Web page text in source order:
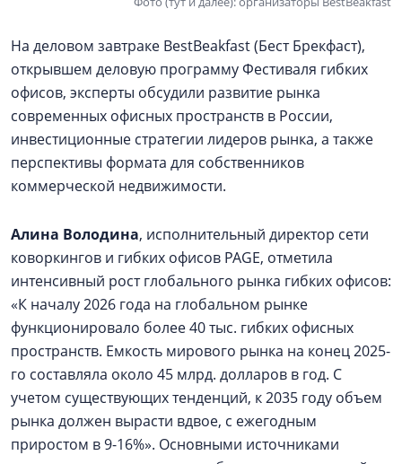
На деловом завтраке BestBeakfast (Бест Брекфаст),
открывшем деловую программу Фестиваля гибких
офисов, эксперты обсудили развитие рынка
современных офисных пространств в России,
инвестиционные стратегии лидеров рынка, а также
перспективы формата для собственников
коммерческой недвижимости.
Алина Володина, исполнительный директор сети
коворкингов и гибких офисов PAGE, отметила
интенсивный рост глобального рынка гибких офисов:
«К началу 2026 года на глобальном рынке
функционировало более 40 тыс. гибких офисных
пространств. Емкость мирового рынка на конец 2025-
го составляла около 45 млрд. долларов в год. С
учетом существующих тенденций, к 2035 году объем
рынка должен вырасти вдвое, с ежегодным
приростом в 9-16%». Основными источниками